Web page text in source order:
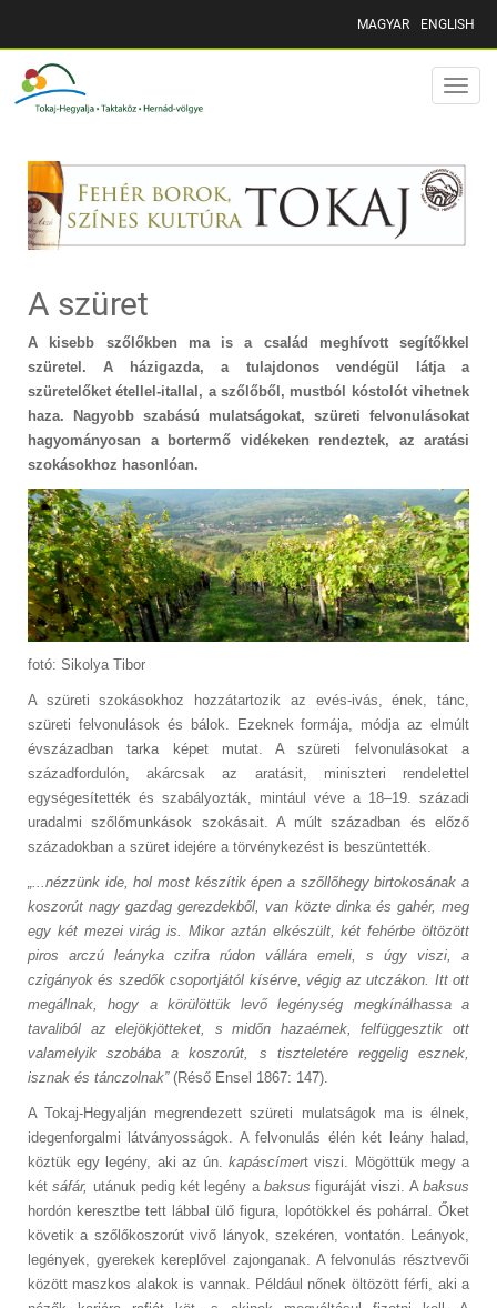
MAGYAR ENGLISH
Toggle
A szüret
A kisebb szőlőkben ma is a család meghívott segítőkkel
szüretel. A házigazda, a tulajdonos vendégül látja a
szüretelőket étellel-itallal, a szőlőből, mustból kóstolót vihetnek
haza. Nagyobb szabású mulatságokat, szüreti felvonulásokat
hagyományosan a bortermő vidékeken rendeztek, az aratási
szokásokhoz hasonlóan.
fotó: Sikolya Tibor
A szüreti szokásokhoz hozzátartozik az evés-ivás, ének, tánc,
szüreti felvonulások és bálok. Ezeknek formája, módja az elmúlt
évszázadban tarka képet mutat. A szüreti felvonulásokat a
századfordulón, akárcsak az aratásit, miniszteri rendelettel
egységesítették és szabályozták, mintául véve a 18–19. századi
uradalmi szőlőmunkások szokásait. A múlt században és előző
századokban a szüret idejére a törvénykezést is beszüntették.
„...nézzünk ide, hol most készítik épen a szőllőhegy birtokosának a
koszorút nagy gazdag gerezdekből, van közte dinka és gahér, meg
egy két mezei virág is. Mikor aztán elkészült, két fehérbe öltözött
piros arczú leányka czifra rúdon vállára emeli, s úgy viszi, a
czigányok és szedők csoportjától kísérve, végig az utczákon. Itt ott
megállnak, hogy a körülöttük levő legénység megkínálhassa a
tavaliból az elejökjötteket, s midőn hazaérnek, felfüggesztik ott
valamelyik szobába a koszorút, s tiszteletére reggelig esznek,
isznak és tánczolnak”(Réső Ensel 1867: 147).
A Tokaj-Hegyalján megrendezett szüreti mulatságok ma is élnek,
idegenforgalmi látványosságok. A felvonulás élén két leány halad,
köztük egy legény, aki az ún.kapáscímert viszi. Mögöttük megy a
kétsáfár, utánuk pedig két legény a baksus figuráját viszi. Abaksus
hordón keresztbe tett lábbal ülő figura, lopótökkel és pohárral. Őket
követik a szőlőkoszorút vivő lányok, szekéren, vontatón. Leányok,
legények, gyerekek kereplővel zajonganak. A felvonulás résztvevői
között maszkos alakok is vannak. Például nőnek öltözött férfi, aki a